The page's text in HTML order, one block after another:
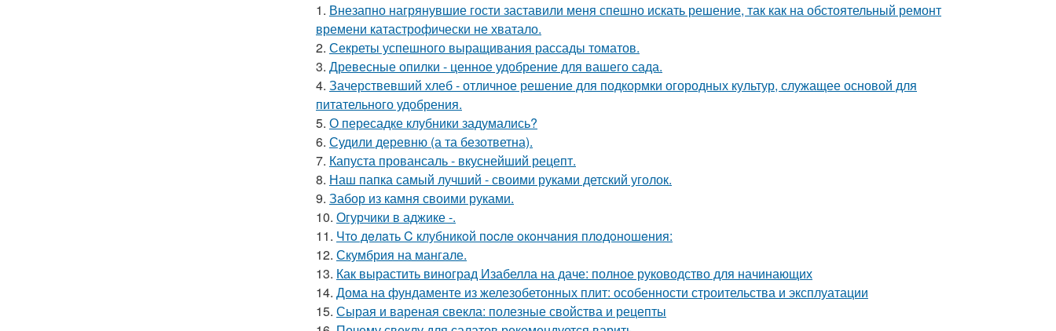
1. Внезапно нагрянувшие гости заставили меня спешно искать решение, так как на обстоятельный ремонт
времени катастрофически не хватало.
2. Секреты успешного выращивания рассады томатов.
3. Древесные опилки - ценное удобрение для вашего сада.
4. Зачерствевший хлеб - отличное решение для подкормки огородных культур, служащее основой для
питательного удобрения.
5. О пересадке клубники задумались?
6. Судили деревню (а та безответна).
7. Капуста провансаль - вкуснейший рецепт.
8. Наш папка самый лучший - своими руками детский уголок.
9. Забор из камня своими руками.
10. Огурчики в аджике -.
11. Чтo дeлaть C клубникoй пocлe oкoнчaния плoдoнoшeния:
12. Скумбрия на мангале.
13. Как вырастить виноград Изабелла на даче: полное руководство для начинающих
14. Дома на фундаменте из железобетонных плит: особенности строительства и эксплуатации
15. Сырая и вареная свекла: полезные свойства и рецепты